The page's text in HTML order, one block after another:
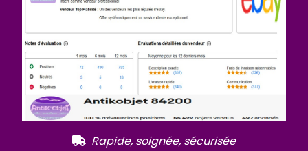
 Rapide, soignée, sécurisée